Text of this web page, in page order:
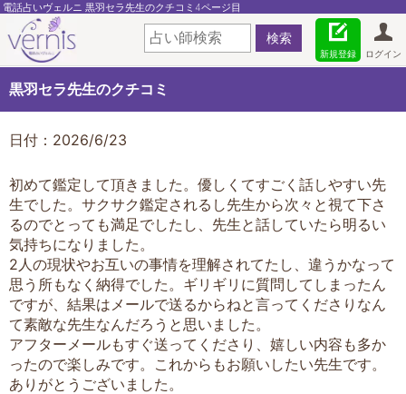
電話占いヴェルニ 黒羽セラ先生のクチコミ4ページ目
ログイン
新規登録
黒羽セラ先生のクチコミ
日付：2026/6/23
初めて鑑定して頂きました。優しくてすごく話しやすい先
生でした。サクサク鑑定されるし先生から次々と視て下さ
るのでとっても満足でしたし、先生と話していたら明るい
気持ちになりました。
2人の現状やお互いの事情を理解されてたし、違うかなって
思う所もなく納得でした。ギリギリに質問してしまったん
ですが、結果はメールで送るからねと言ってくださりなん
て素敵な先生なんだろうと思いました。
アフターメールもすぐ送ってくださり、嬉しい内容も多か
ったので楽しみです。これからもお願いしたい先生です。
ありがとうございました。